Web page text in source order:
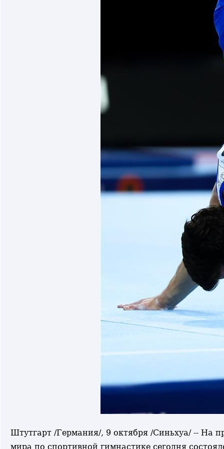
Штутгарт /Германия/, 9 октября /Синьхуа/ -- На
мира по спортивной гимнастике сегодня